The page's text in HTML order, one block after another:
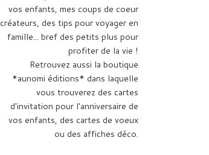
vos enfants, mes coups de coeur
créateurs, des tips pour voyager en
famille... bref des petits plus pour
profiter de la vie !
Retrouvez aussi la boutique
*aunomi éditions* dans laquelle
vous trouverez des cartes
d'invitation pour l'anniversaire de
vos enfants, des cartes de voeux
ou des affiches déco.